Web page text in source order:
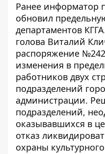
Ранее информатор
обновил
департаментов
голова Виталий
распоряжение
изменения в
работников двух
подразделений
администрации.
подразделений,
оказывавшихся в
отказ
охраны